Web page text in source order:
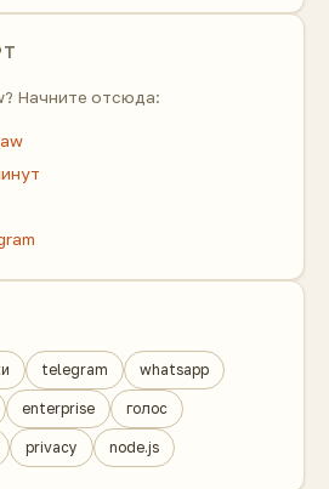
Начните отсюда:
telegram whatsapp
enterprise голос
privacy node.js